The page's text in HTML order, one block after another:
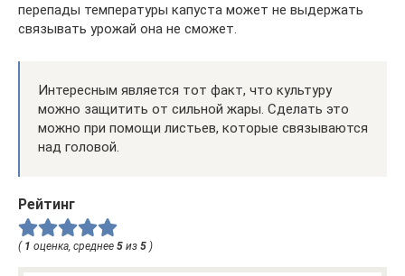
перепады температуры капуста может не выдержать
связывать урожай она не сможет.
Интересным является тот факт, что культуру
можно защитить от сильной жары. Сделать это
можно при помощи листьев, которые связываются
над головой.
Рейтинг
( 1 оценка, среднее 5 из 5 )